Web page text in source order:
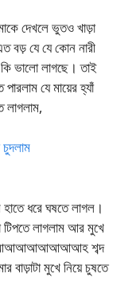
দেখলে ভুতও খাড়া
বড় যে যে কোন নারী
ভালো লাগছে। তাই
যে মায়ের হ্যাঁ
লাগলাম,
হাতে ধরে ঘষতে লাগল।
লাগলাম আর মুখে
শব্দ
বাড়াটা মুখে নিয়ে চুষতে